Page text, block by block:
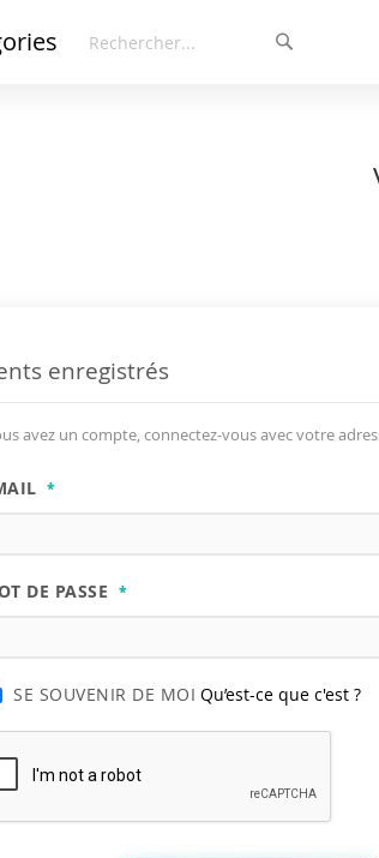
enregistrés
avez un compte, connectez-vous avec votre
DE PASSE
SE SOUVENIR DE MOI Qu’est-ce que c'est ?